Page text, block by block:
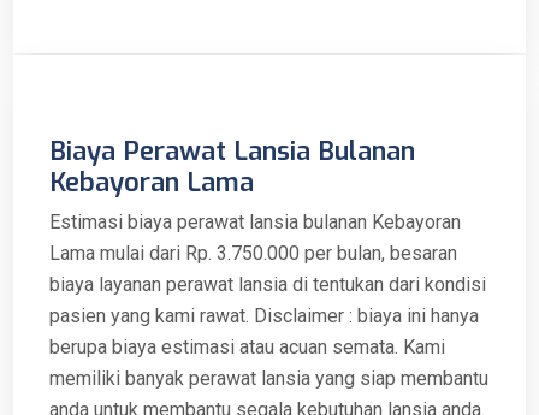
Biaya Perawat Lansia Bulanan
Kebayoran Lama
Estimasi biaya perawat lansia bulanan Kebayoran
Lama mulai dari Rp. 3.750.000 per bulan, besaran
biaya layanan perawat lansia di tentukan dari kondisi
pasien yang kami rawat. Disclaimer : biaya ini hanya
berupa biaya estimasi atau acuan semata. Kami
memiliki banyak perawat lansia yang siap membantu
anda untuk membantu segala kebutuhan lansia anda.